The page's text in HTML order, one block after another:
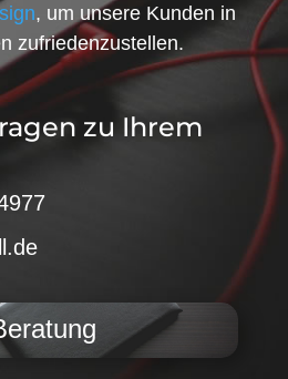
, um unsere Kunden in
zufriedenzustellen.
zu Ihrem